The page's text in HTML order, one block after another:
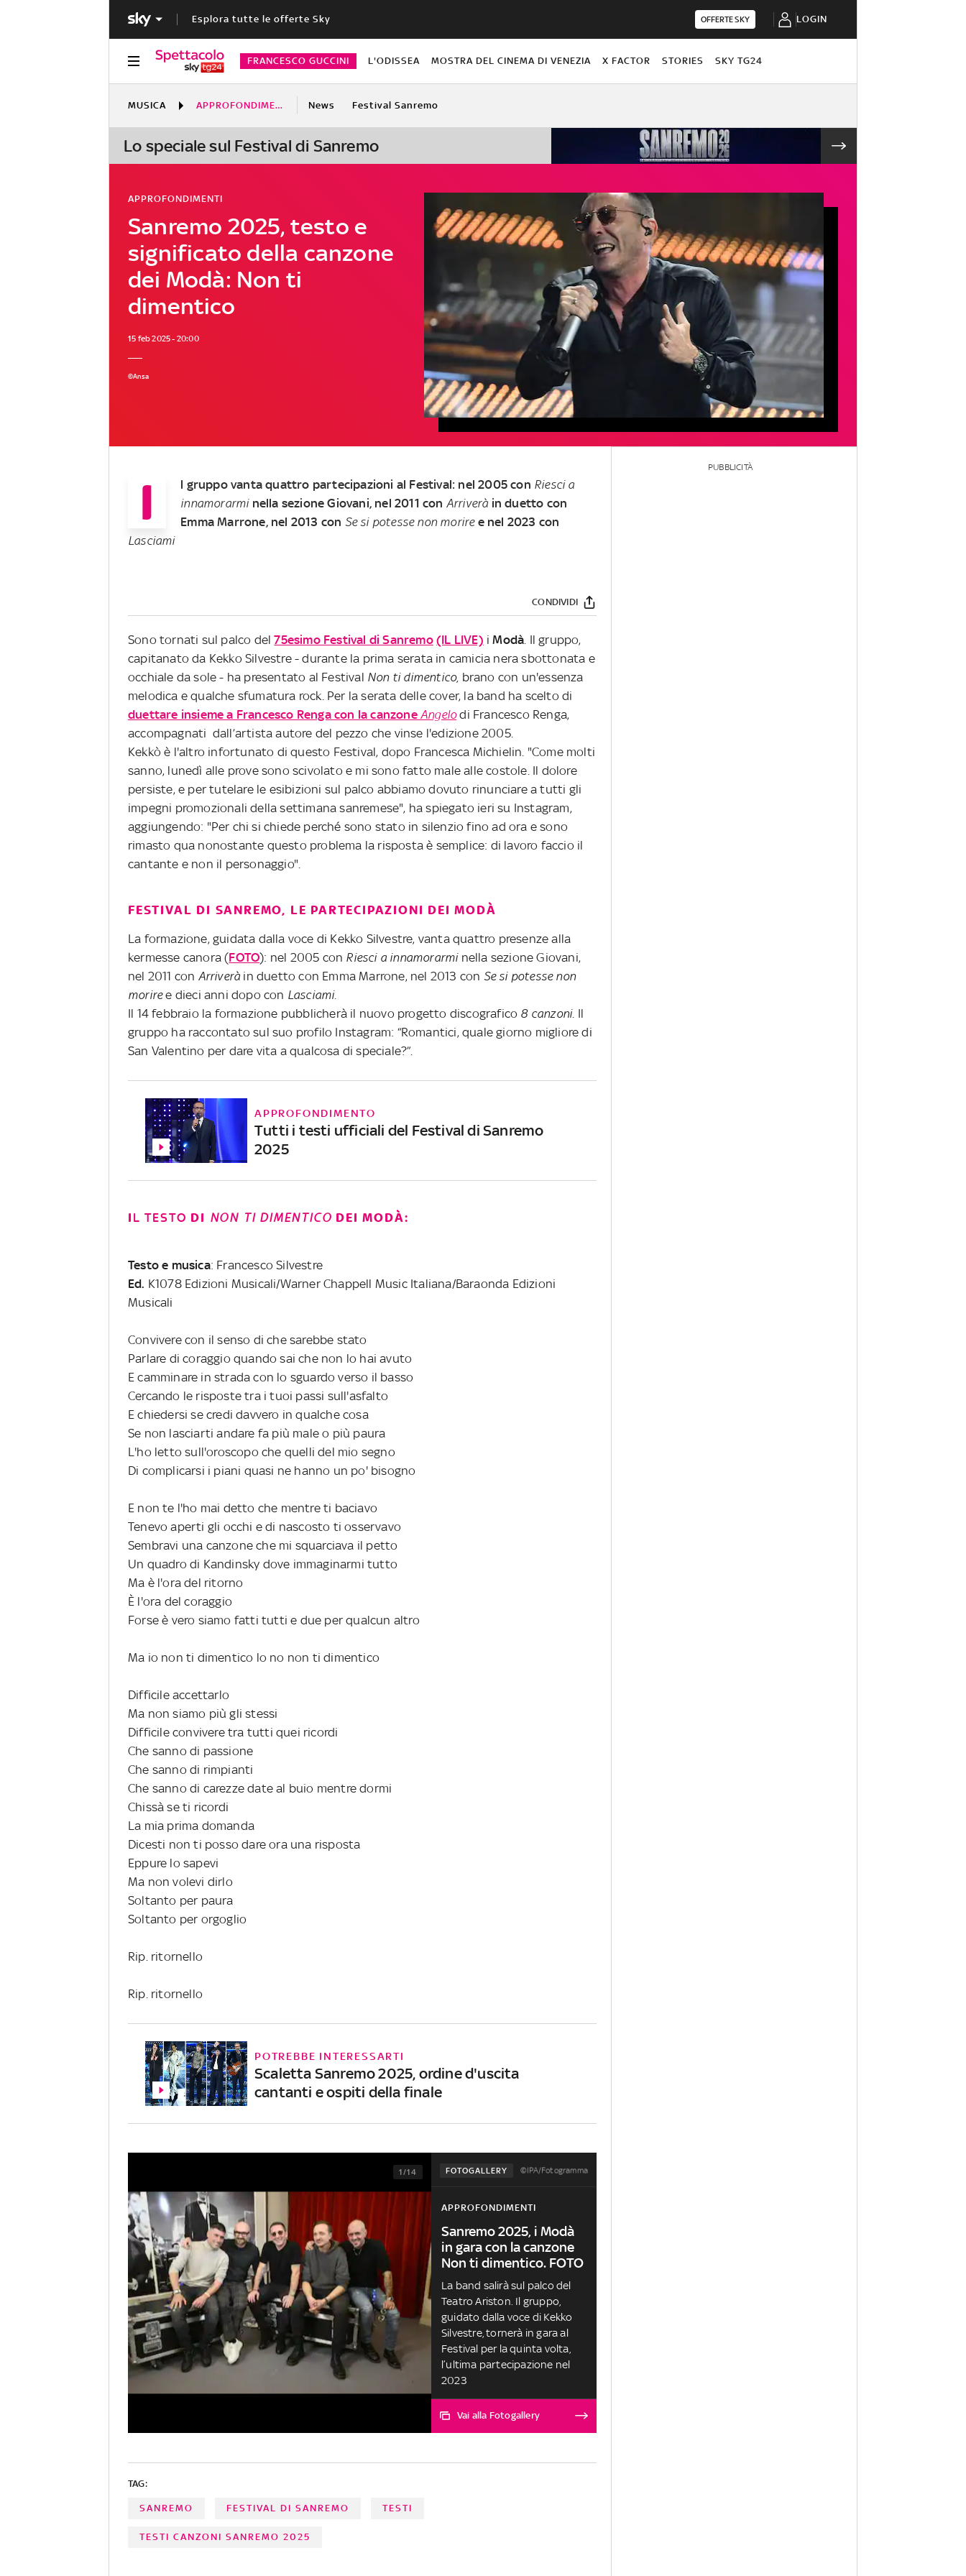
Esplora tutte le offerte Sky OFFERTE SKY LOGIN
FRANCESCO GUCCINI L'ODISSEA MOSTRA DEL CINEMA DI VENEZIA X FACTOR STORIES SKY TG24
MUSICA APPROFONDIMENTI News Festival Sanremo
Lo speciale sul Festival di Sanremo
Sanremo 2025, testo e
significato della canzone
dei Modà: Non ti
dimentico
APPROFONDIMENTI
15 feb 2025 - 20:00
©Ansa
I l gruppo vanta quattro partecipazioni al Festival: nel 2005 con Riesci a
innamorarmi nella sezione Giovani, nel 2011 con Arriveràin duetto con
Emma Marrone, nel 2013 con Se si potesse non moriree nel 2023 con
Lasciami
CONDIVIDI
Sono tornati sul palco del75esimo Festival di Sanremo (IL LIVE) i Modà . Il gruppo,
capitanato da Kekko Silvestre - durante la prima serata in camicia nera sbottonata e
occhiale da sole - ha presentato al Festival Non ti dimentico, brano con un'essenza
melodica e qualche sfumatura rock. Per la serata delle cover, la band ha scelto di
duettare insieme a Francesco Renga con la canzone Angelodi Francesco Renga,
accompagnati dall’artista autore del pezzo che vinse l'edizione 2005.
Kekkò è l'altro infortunato di questo Festival, dopo Francesca Michielin. "Come molti
sanno, lunedì alle prove sono scivolato e mi sono fatto male alle costole. Il dolore
persiste, e per tutelare le esibizioni sul palco abbiamo dovuto rinunciare a tutti gli
impegni promozionali della settimana sanremese", ha spiegato ieri su Instagram,
aggiungendo: "Per chi si chiede perché sono stato in silenzio fino ad ora e sono
rimasto qua nonostante questo problema la risposta è semplice: di lavoro faccio il
cantante e non il personaggio".
FESTIVAL DI SANREMO, LE PARTECIPAZIONI DEI MODÀ
La formazione, guidata dalla voce di Kekko Silvestre, vanta quattro presenze alla
kermesse canora (FOTO): nel 2005 con Riesci a innamorarminella sezione Giovani,
nel 2011 con Arriveràin duetto con Emma Marrone, nel 2013 con Se si potesse non
moriree dieci anni dopo con Lasciami.
Il 14 febbraio la formazione pubblicherà il nuovo progetto discografico 8 canzoni. Il
gruppo ha raccontato sul suo profilo Instagram: “Romantici, quale giorno migliore di
San Valentino per dare vita a qualcosa di speciale?”.
APPROFONDIMENTO
Tutti i testi ufficiali del Festival di Sanremo
2025
I L TESTO DI NON TI DIMENTICO DEI MODÀ:
Testo e musica: Francesco Silvestre
Ed. K1078 Edizioni Musicali/Warner Chappell Music Italiana/Baraonda Edizioni
Musicali
Convivere con il senso di che sarebbe stato
Parlare di coraggio quando sai che non lo hai avuto
E camminare in strada con lo sguardo verso il basso
Cercando le risposte tra i tuoi passi sull'asfalto
E chiedersi se credi davvero in qualche cosa
Se non lasciarti andare fa più male o più paura
L'ho letto sull'oroscopo che quelli del mio segno
Di complicarsi i piani quasi ne hanno un po' bisogno
E non te l'ho mai detto che mentre ti baciavo
Tenevo aperti gli occhi e di nascosto ti osservavo
Sembravi una canzone che mi squarciava il petto
Un quadro di Kandinsky dove immaginarmi tutto
Ma è l'ora del ritorno
È l'ora del coraggio
Forse è vero siamo fatti tutti e due per qualcun altro
Ma io non ti dimentico lo no non ti dimentico
Difficile accettarlo
Ma non siamo più gli stessi
Difficile convivere tra tutti quei ricordi
Che sanno di passione
Che sanno di rimpianti
Che sanno di carezze date al buio mentre dormi
Chissà se ti ricordi
La mia prima domanda
Dicesti non ti posso dare ora una risposta
Eppure lo sapevi
Ma non volevi dirlo
Soltanto per paura
Soltanto per orgoglio
Rip. ritornello
Rip. ritornello
POTREBBE INTERESSARTI
Scaletta Sanremo 2025, ordine d'uscita
cantanti e ospiti della finale
FOTOGALLERY ©IPA/Fotogramma
1/14
APPROFONDIMENTI
Sanremo 2025, i Modà
in gara con la canzone
Non ti dimentico. FOTO
La band salirà sul palco del
Teatro Ariston. Il gruppo,
guidato dalla voce di Kekko
Silvestre, tornerà in gara al
Festival per la quinta volta,
l’ultima partecipazione nel
2023
Vai alla Fotogallery
TAG:
SANREMO FESTIVAL DI SANREMO TESTI
TESTI CANZONI SANREMO 2025
PUBBLICITÀ